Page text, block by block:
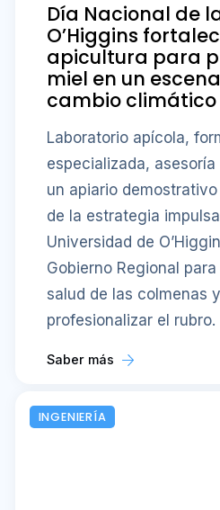
Día Nacional de
O’Higgins
apicultura para
miel en un
cambio climático
Laboratorio apícola,
especializada,
un apiario
de la estrategia
Universidad de
Gobierno Regional
salud de las colmenas y
profesionalizar el rubro.
Saber más
INGENIERÍA